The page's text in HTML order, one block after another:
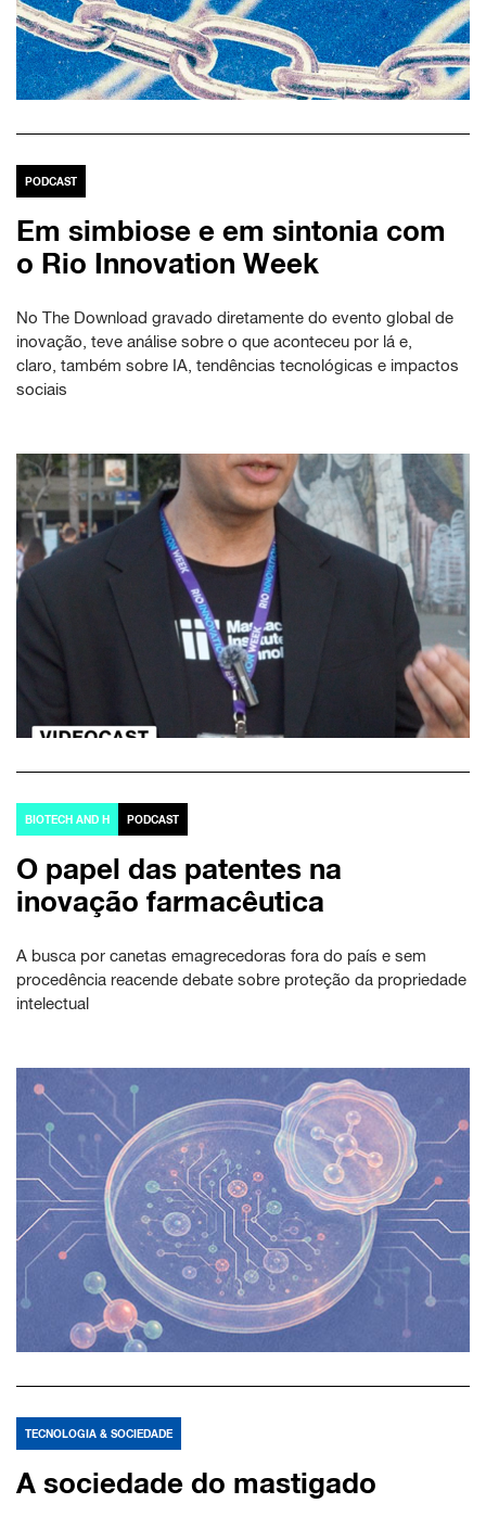
PODCAST
Em simbiose e em sintonia com
o Rio Innovation Week
No The Download gravado diretamente do evento global de
inovação, teve análise sobre o que aconteceu por lá e,
claro, também sobre IA, tendências tecnológicas e impactos
sociais
BIOTECH AND H PODCAST
O papel das patentes na
inovação farmacêutica
A busca por canetas emagrecedoras fora do país e sem
procedência reacende debate sobre proteção da propriedade
intelectual
TECNOLOGIA & SOCIEDADE
A sociedade do mastigado